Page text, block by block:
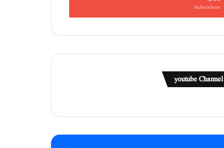
Subscribers
youtube Channel